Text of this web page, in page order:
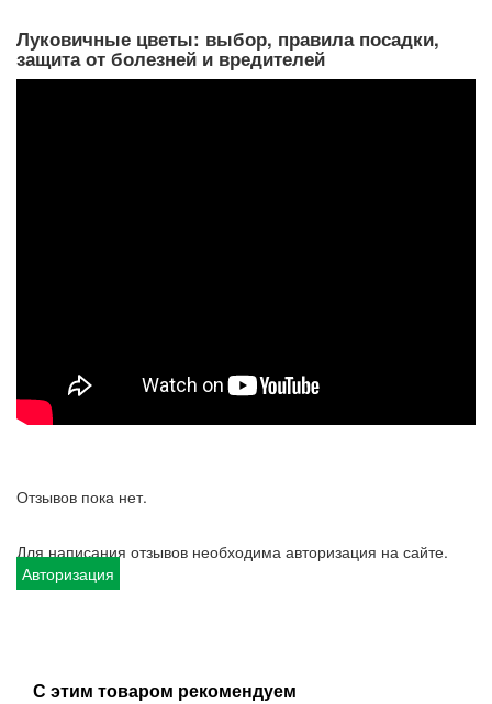
Луковичные цветы: выбор, правила посадки,
защита от болезней и вредителей
Отзывов пока нет.
Для написания отзывов необходима авторизация на сайте.
Авторизация
С этим товаром рекомендуем